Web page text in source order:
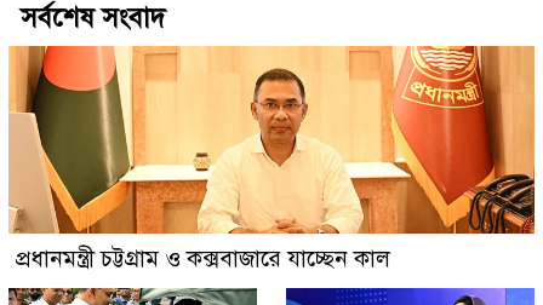
সর্বশেষ সংবাদ
প্রধানমন্ত্রী চট্টগ্রাম ও কক্সবাজারে যাচ্ছেন কাল